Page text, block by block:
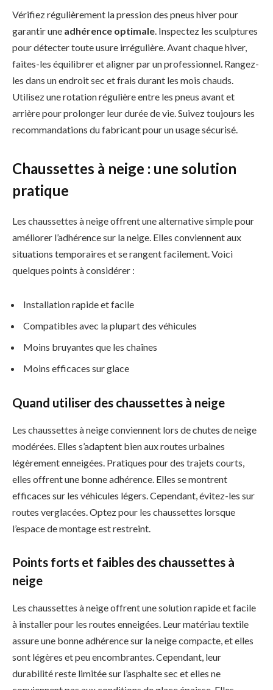
Vérifiez régulièrement la pression des pneus hiver pour
garantir une adhérence optimale. Inspectez les sculptures
pour détecter toute usure irrégulière. Avant chaque hiver,
faites-les équilibrer et aligner par un professionnel. Rangez-
les dans un endroit sec et frais durant les mois chauds.
Utilisez une rotation régulière entre les pneus avant et
arrière pour prolonger leur durée de vie. Suivez toujours les
recommandations du fabricant pour un usage sécurisé.
Chaussettes à neige : une solution
pratique
Les chaussettes à neige offrent une alternative simple pour
améliorer l’adhérence sur la neige. Elles conviennent aux
situations temporaires et se rangent facilement. Voici
quelques points à considérer :
Installation rapide et facile
Compatibles avec la plupart des véhicules
Moins bruyantes que les chaînes
Moins efficaces sur glace
Quand utiliser des chaussettes à neige
Les chaussettes à neige conviennent lors de chutes de neige
modérées. Elles s’adaptent bien aux routes urbaines
légèrement enneigées. Pratiques pour des trajets courts,
elles offrent une bonne adhérence. Elles se montrent
efficaces sur les véhicules légers. Cependant, évitez-les sur
routes verglacées. Optez pour les chaussettes lorsque
l’espace de montage est restreint.
Points forts et faibles des chaussettes à
neige
Les chaussettes à neige offrent une solution rapide et facile
à installer pour les routes enneigées. Leur matériau textile
assure une bonne adhérence sur la neige compacte, et elles
sont légères et peu encombrantes. Cependant, leur
durabilité reste limitée sur l’asphalte sec et elles ne